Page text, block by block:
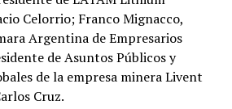
Celorrio; Franco Mignacco,
Argentina de Empresarios
de Asuntos Públicos y
de la empresa minera Livent
Cruz.